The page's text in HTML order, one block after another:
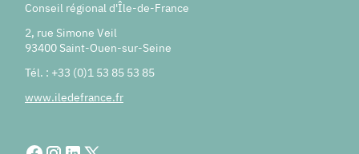
Conseil régional d'Île-de-France
2, rue Simone Veil
93400 Saint-Ouen-sur-Seine
Tél. : +33 (0)1 53 85 53 85
www.iledefrance.fr